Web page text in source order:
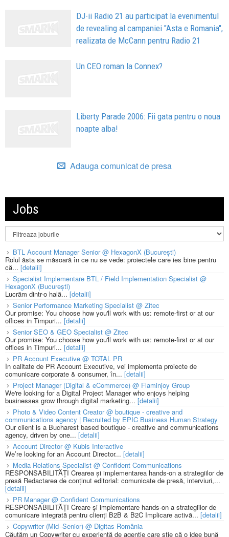
DJ-ii Radio 21 au participat la evenimentul
de revealing al campaniei "Asta e Romania",
realizata de McCann pentru Radio 21
Un CEO roman la Connex?
Liberty Parade 2006: Fii gata pentru o noua
noapte alba!
Adauga comunicat de presa
Jobs
BTL Account Manager Senior @ HexagonX (București)
Rolul ăsta se măsoară în ce nu se vede: proiectele care ies bine pentru
că... [detalii]
Specialist Implementare BTL / Field Implementation Specialist @
HexagonX (București)
Lucrăm dintr-o hală...[detalii]
Senior Performance Marketing Specialist @ Zitec
Our promise: You choose how you'll work with us: remote-first or at our
offices in Timpuri... [detalii]
Senior SEO & GEO Specialist @ Zitec
Our promise: You choose how you'll work with us: remote-first or at our
offices in Timpuri... [detalii]
PR Account Executive @ TOTAL PR
În calitate de PR Account Executive, vei implementa proiecte de
comunicare corporate & consumer, în... [detalii]
Project Manager (Digital & eCommerce) @ Flaminjoy Group
We're looking for a Digital Project Manager who enjoys helping
businesses grow through digital marketing... [detalii]
Photo & Video Content Creator @ boutique - creative and
communications agency | Recruited by EPIC Business Human Strategy
Our client is a Bucharest based boutique - creative and communications
agency, driven by one... [detalii]
Account Director @ Kubis Interactive
We’re looking for an Account Director... [detalii]
Media Relations Specialist @ Confident Communications
RESPONSABILITĂȚI Crearea și implementarea hands-on a strategiilor de
presă Redactarea de conținut editorial: comunicate de presă, interviuri,...
[detalii]
PR Manager @ Confident Communications
RESPONSABILITĂȚI Creare și implementare hands-on a strategiilor de
comunicare integrată pentru clienți B2B & B2C Implicare activă... [detalii]
Copywriter (Mid–Senior) @ Digitas România
Căutăm un Copywriter cu experiență de agenție care știe că o idee bună